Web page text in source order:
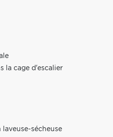
la cage d'escalier
sécheuse